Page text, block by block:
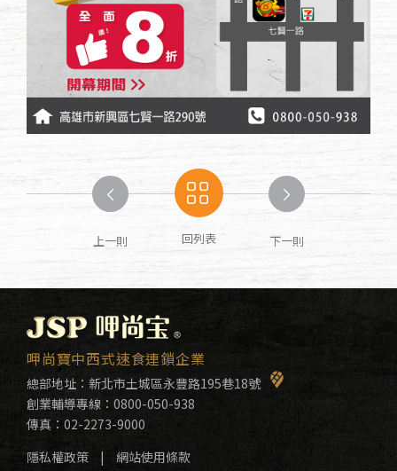
上一則 回列表 下一則
呷尚寶中西式速食連鎖企業
總部地址： 新北市土城區永豐路195巷18號
創業輔導專線： 0800-050-938
傳真：02-2273-9000
隱私權政策
| 網站使用條款